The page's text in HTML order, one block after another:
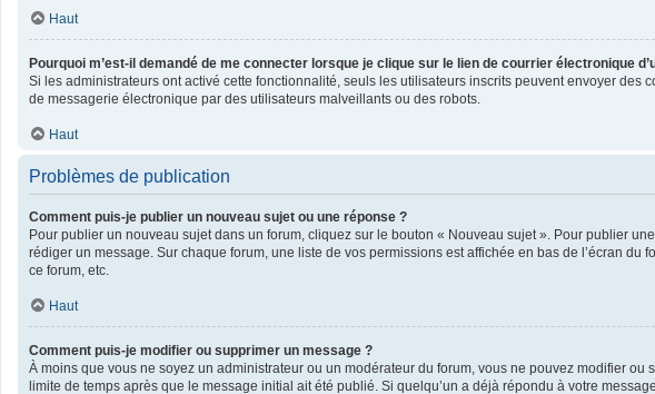
Haut
Pourquoi m’est-il demandé de me connecter lorsque je clique sur le lien de courrier électronique
Si les administrateurs ont activé cette fonctionnalité, seuls les utilisateurs inscrits peuvent envoyer
de messagerie électronique par des utilisateurs malveillants ou des robots.
Haut
Problèmes de publication
Comment puis-je publier un nouveau sujet ou une réponse ?
Pour publier un nouveau sujet dans un forum, cliquez sur le bouton « Nouveau sujet ». Pour publier
rédiger un message. Sur chaque forum, une liste de vos permissions est affichée en bas de l’écran
ce forum, etc.
Haut
Comment puis-je modifier ou supprimer un message ?
À moins que vous ne soyez un administrateur ou un modérateur du forum, vous ne pouvez modifier
limite de temps après que le message initial ait été publié. Si quelqu’un a déjà répondu à votre